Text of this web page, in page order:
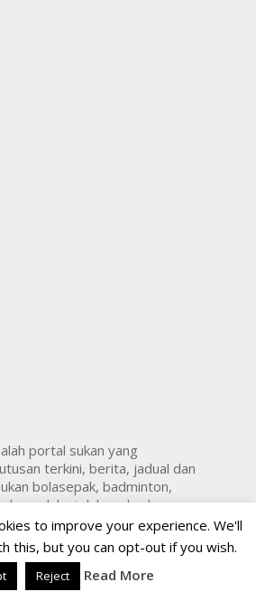
portal sukan yang
terkini, berita, jadual dan
bolasepak, badminton,
banyak lagi dalam dan luar negara.
to improve your experience. We'll
this, but you can opt-out if you wish.
Reject Read More